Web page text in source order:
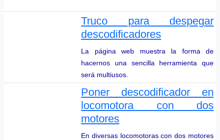
Truco para despegar
descodificadores
La página web muestra la forma de
hacernos una sencilla herramienta que
será multiusos.
Poner descodificador en
locomotora con dos
motores
En diversas locomotoras con dos motores